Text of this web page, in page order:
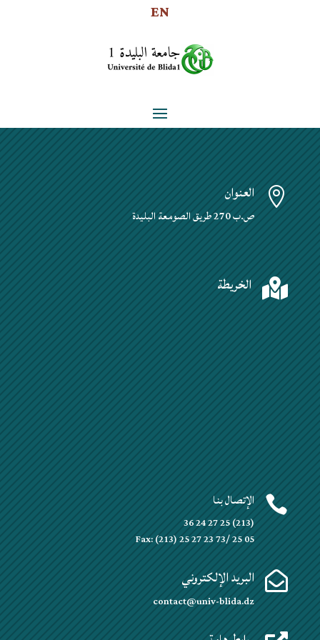
EN
 العنوان
ص.ب 270 طريق الصومعة البليدة
 الخريطة
 الإتصال بنا
(213) 25 27 24 36
Fax: (213) 25 27 23 73/ 25 05
 البريد الإلكتروني
contact@univ-blida.dz